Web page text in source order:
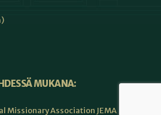
MUKANA:
Missionary Association JEMA